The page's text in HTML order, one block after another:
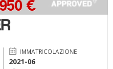
€
IMMATRICOLAZIONE
2021-06